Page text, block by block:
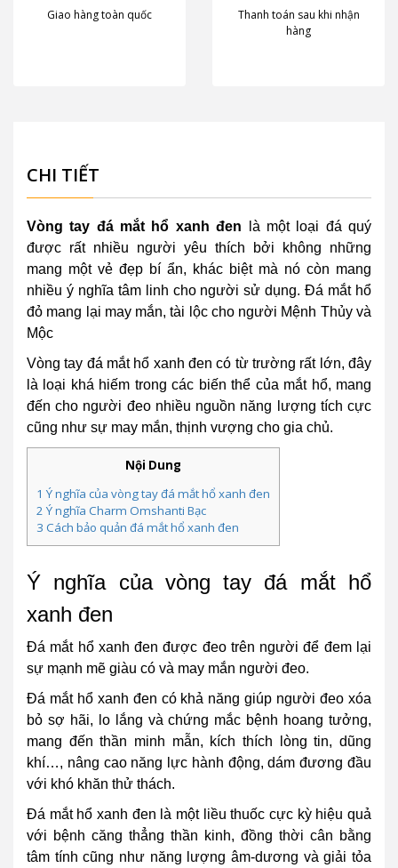
Giao hàng toàn quốc
Thanh toán sau khi nhận
hàng
CHI TIẾT
Vòng tay đá mắt hổ xanh đen là một loại đá quý
được rất nhiều người yêu thích bởi không những
mang một vẻ đẹp bí ẩn, khác biệt mà nó còn mang
nhiều ý nghĩa tâm linh cho người sử dụng. Đá mắt hổ
đỏ mang lại may mắn, tài lộc cho người Mệnh Thủy và
Mộc
Vòng tay đá mắt hổ xanh đen có từ trường rất lớn, đây
là loại khá hiếm trong các biến thể của mắt hổ, mang
đến cho người đeo nhiều nguồn năng lượng tích cực
cũng như sự may mắn, thịnh vượng cho gia chủ.
Nội Dung
1 Ý nghĩa của vòng tay đá mắt hổ xanh đen
2 Ý nghĩa Charm Omshanti Bạc
3 Cách bảo quản đá mắt hổ xanh đen
Ý nghĩa của vòng tay đá mắt hổ
xanh đen
Đá mắt hổ xanh đen được đeo trên người để đem lại
sự mạnh mẽ giàu có và may mắn người đeo.
Đá mắt hổ xanh đen có khả năng giúp người đeo xóa
bỏ sợ hãi, lo lắng và chứng mắc bệnh hoang tưởng,
mang đến thần minh mẫn, kích thích lòng tin, dũng
khí…, nâng cao năng lực hành động, dám đương đầu
với khó khăn thử thách.
Đá mắt hổ xanh đen là một liều thuốc cực kỳ hiệu quả
với bệnh căng thẳng thần kinh, đồng thời cân bằng
tâm tính cũng như năng lượng âm-dương và giải tỏa